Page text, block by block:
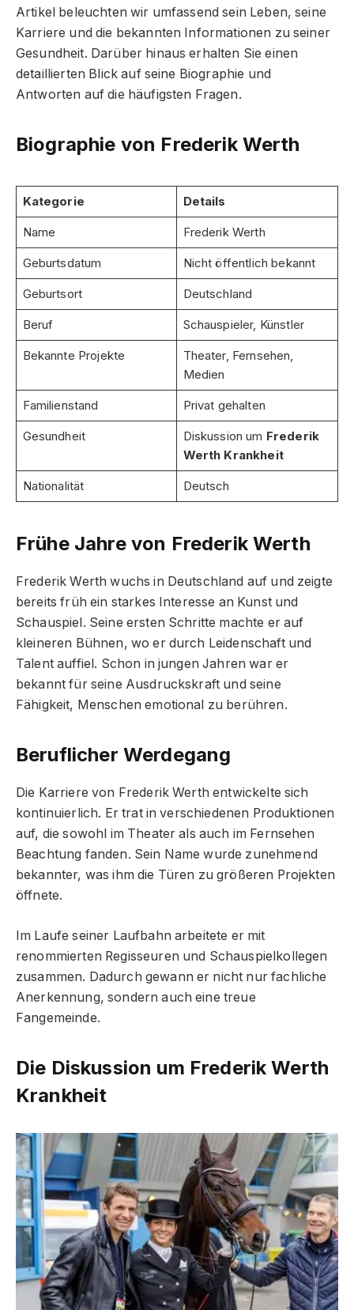
Artikel beleuchten wir umfassend sein Leben, seine
Karriere und die bekannten Informationen zu seiner
Gesundheit. Darüber hinaus erhalten Sie einen
detaillierten Blick auf seine Biographie und
Antworten auf die häufigsten Fragen.
Biographie von Frederik Werth
Kategorie Details
Name Frederik Werth
Geburtsdatum Nicht öffentlich bekannt
Geburtsort Deutschland
Beruf Schauspieler, Künstler
Bekannte Projekte
Theater, Fernsehen,
Medien
Familienstand Privat gehalten
Gesundheit Diskussion um Frederik
Werth Krankheit
Nationalität Deutsch
Frühe Jahre von Frederik Werth
Frederik Werth wuchs in Deutschland auf und zeigte
bereits früh ein starkes Interesse an Kunst und
Schauspiel. Seine ersten Schritte machte er auf
kleineren Bühnen, wo er durch Leidenschaft und
Talent auffiel. Schon in jungen Jahren war er
bekannt für seine Ausdruckskraft und seine
Fähigkeit, Menschen emotional zu berühren.
Beruflicher Werdegang
Die Karriere von Frederik Werth entwickelte sich
kontinuierlich. Er trat in verschiedenen Produktionen
auf, die sowohl im Theater als auch im Fernsehen
Beachtung fanden. Sein Name wurde zunehmend
bekannter, was ihm die Türen zu größeren Projekten
öffnete.
Im Laufe seiner Laufbahn arbeitete er mit
renommierten Regisseuren und Schauspielkollegen
zusammen. Dadurch gewann er nicht nur fachliche
Anerkennung, sondern auch eine treue
Fangemeinde.
Die Diskussion um Frederik Werth
Krankheit